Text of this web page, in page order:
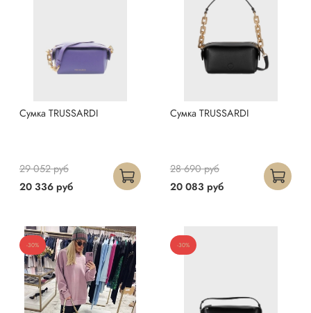
Сумка TRUSSARDI
20 336 руб
29 052 руб
Сумка TRUSSARDI
20 083 руб
28 690 руб
-30% -30%